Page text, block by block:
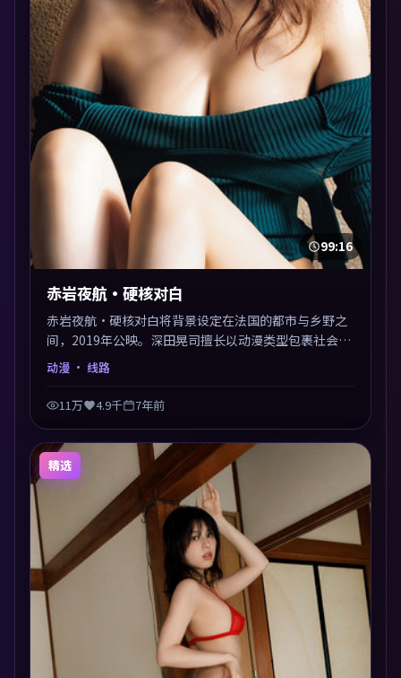
99:16
赤岩夜航·硬核对白
赤岩夜航·硬核对白将背景设定在法国的都市与乡野之
间，2019年公映。深田晃司擅长以动漫类型包裹社会议
题，节奏张弛有度，留白处耐人寻味。剪辑利落，悬念
钩子分布均匀，适合一口气看完。
动漫 · 线路
11万 4.9千 7年前
精选